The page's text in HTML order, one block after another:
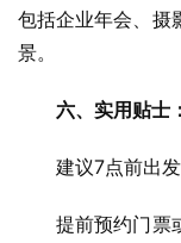
包括企业年会、摄
景。
六、实用贴士
建议7点前出发
提前预约门票或